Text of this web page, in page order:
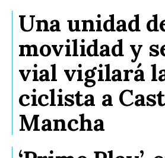
Una unidad
movilidad y
vial vigilará
ciclista a
Mancha